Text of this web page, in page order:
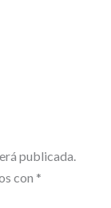
publicada.
con *